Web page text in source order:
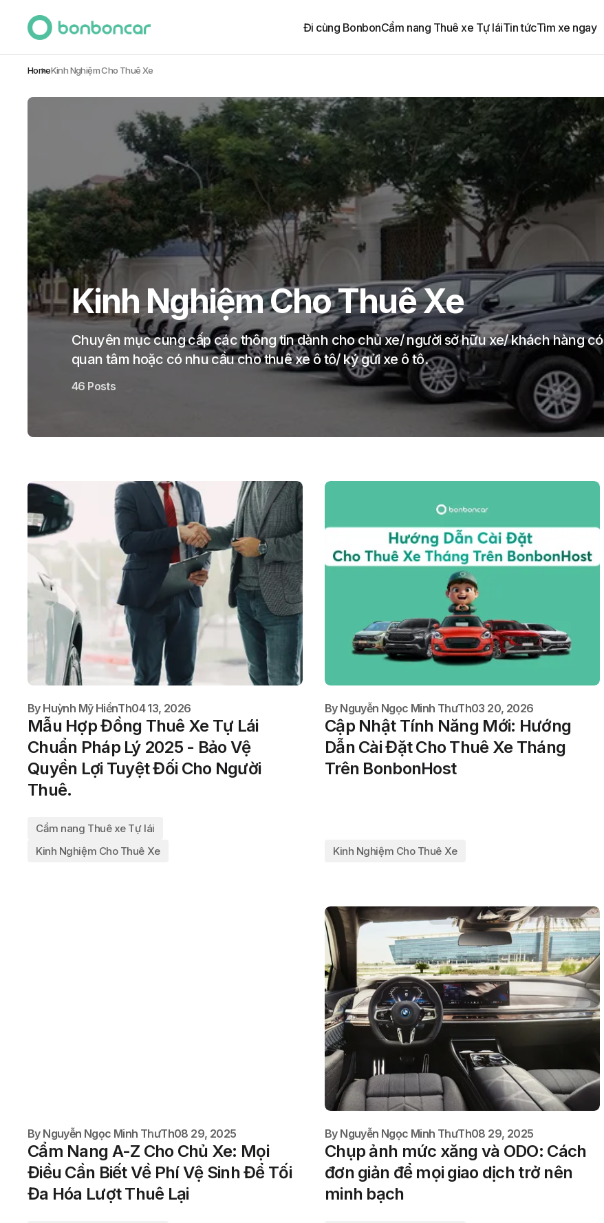
Đi cùng BonbonCẩm nang Thuê xe Tự láiTin tứcTìm xe ngay
HomeKinh Nghiệm Cho Thuê Xe
Kinh Nghiệm Cho Thuê Xe
Chuyên mục cung cấp các thông tin dành cho chủ xe/ người sở hữu xe/ khách hàng có
quan tâm hoặc có nhu cầu cho thuê xe ô tô/ ký gửi xe ô tô.
46 Posts
By Huỳnh Mỹ HiềnTh04 13, 2026
Mẫu Hợp Đồng Thuê Xe Tự Lái
Chuẩn Pháp Lý 2025 - Bảo Vệ
Quyền Lợi Tuyệt Đối Cho Người
Thuê.
Cẩm nang Thuê xe Tự lái
Kinh Nghiệm Cho Thuê Xe
By Nguyễn Ngọc Minh ThưTh03 20, 2026
Cập Nhật Tính Năng Mới: Hướng
Dẫn Cài Đặt Cho Thuê Xe Tháng
Trên BonbonHost
Kinh Nghiệm Cho Thuê Xe
By Nguyễn Ngọc Minh ThưTh08 29, 2025
Cẩm Nang A-Z Cho Chủ Xe: Mọi
Điều Cần Biết Về Phí Vệ Sinh Để Tối
Đa Hóa Lượt Thuê Lại
By Nguyễn Ngọc Minh ThưTh08 29, 2025
Chụp ảnh mức xăng và ODO: Cách
đơn giản để mọi giao dịch trở nên
minh bạch